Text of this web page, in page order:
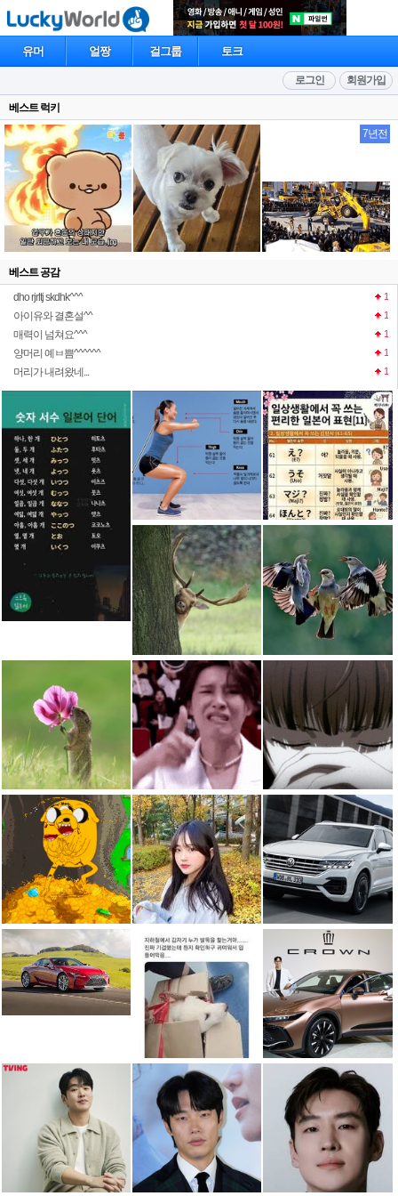
유머 얼짱 걸그룹 토크
회원가입
로그인
베스트 럭키
7년전
베스트 공감
dho rjrltj skdhk^^^
1
아이유와 결혼설^^ 1
매력이 넘쳐요^^^ 1
양머리 예ㅂ쁨^^^^^^ 1
머리가 내려왔네... 1